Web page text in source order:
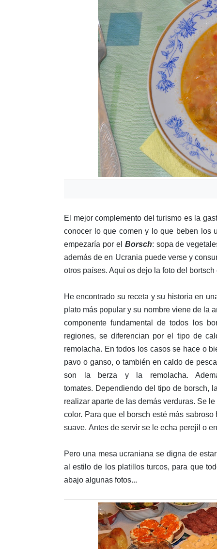
El mejor complemento del turismo es la
conocer lo que comen y lo que beben los
empezaría por el Borsch: sopa de
además de en Ucrania puede verse y
otros países. Aquí os dejo la foto del
He encontrado su receta y su historia en
plato más popular y su nombre viene de la
componente fundamental de todos los
regiones, se diferencian por el tipo de
remolacha. En todos los casos se hace o
pavo o ganso, o también en caldo de
son la berza y la remolacha.
tomates. Dependiendo del tipo de borsch,
realizar aparte de las demás verduras. Se
color. Para que el borsch esté más
suave. Antes de servir se le echa perejil o
Pero una mesa ucraniana se digna de
al estilo de los platillos turcos, para que
abajo algunas fotos...